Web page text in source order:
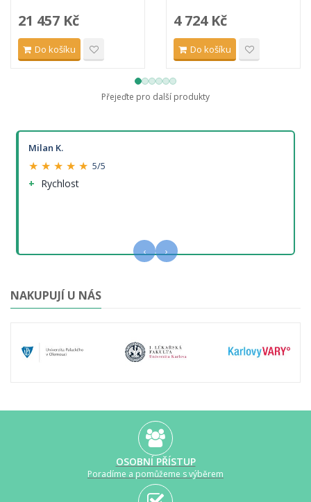
21 457 Kč
Do košíku
4 724 Kč
Do košíku
Přejeďte pro další produkty
Milan K.
★ ★ ★ ★ ★ 5/5
Rychlost
‹ ›
NAKUPUJÍ U NÁS
OSOBNÍ PŘÍSTUP
Poradíme a pomůžeme s výběrem